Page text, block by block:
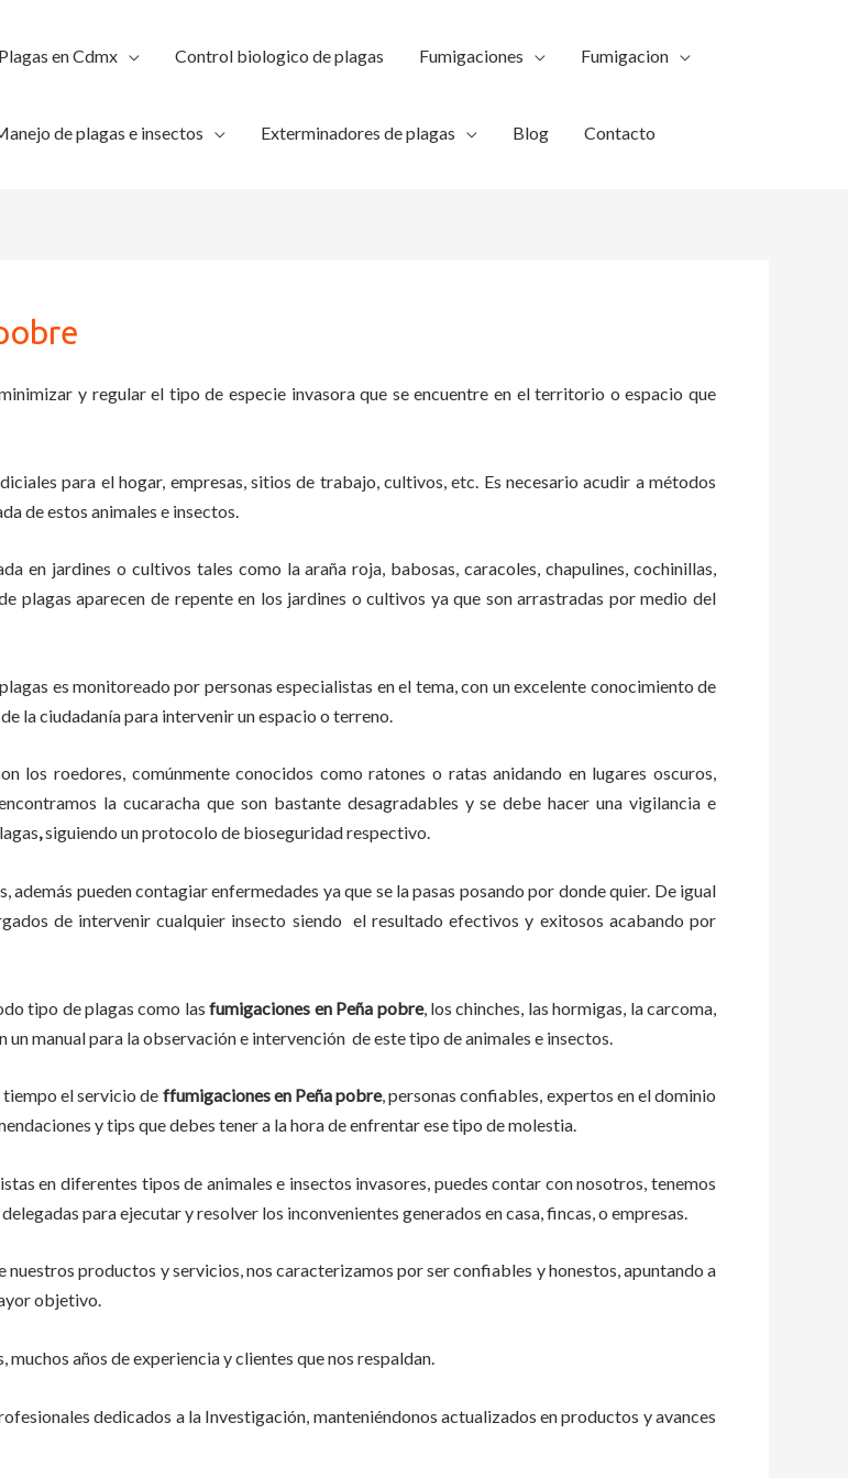
Plagas en Cdmx Control biologico de plagas Fumigaciones Fumigacion
de plagas e insectos Exterminadores de plagas Blog Contacto
y regular el tipo de especie invasora que se encuentre en el territorio o espacio que
para el hogar, empresas, sitios de trabajo, cultivos, etc. Es necesario acudir a métodos
de estos animales e insectos.
en jardines o cultivos tales como la araña roja, babosas, caracoles, chapulines, cochinillas,
plagas aparecen de repente en los jardines o cultivos ya que son arrastradas por medio del
es monitoreado por personas especialistas en el tema, con un excelente conocimiento de
la ciudadanía para intervenir un espacio o terreno.
los roedores, comúnmente conocidos como ratones o ratas anidando en lugares oscuros,
la cucaracha que son bastante desagradables y se debe hacer una vigilancia e
,siguiendo un protocolo de bioseguridad respectivo.
pueden contagiar enfermedades ya que se la pasas posando por donde quier. De igual
de intervenir cualquier insecto siendo el resultado efectivos y exitosos acabando por
tipo de plagas como lasfumigaciones en Peña pobre, los chinches, las hormigas, la carcoma,
un manual para la observación e intervención de este tipo de animales e insectos.
el servicio de ffumigaciones en Peña pobre, personas confiables, expertos en el dominio
y tips que debes tener a la hora de enfrentar ese tipo de molestia.
en diferentes tipos de animales e insectos invasores, puedes contar con nosotros, tenemos
para ejecutar y resolver los inconvenientes generados en casa, fincas, o empresas.
productos y servicios, nos caracterizamos por ser confiables y honestos, apuntando a
objetivo.
años de experiencia y clientes que nos respaldan.
dedicados a la Investigación, manteniéndonos actualizados en productos y avances